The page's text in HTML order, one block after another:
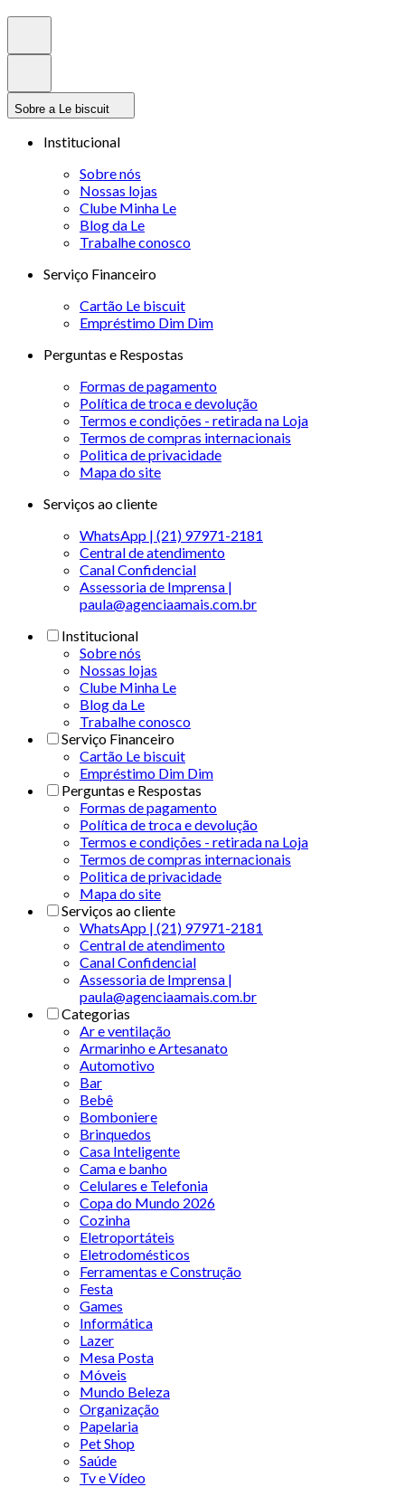
Sobre a Le biscuit
Institucional
Sobre nós
Nossas lojas
Clube Minha Le
Blog da Le
Trabalhe conosco
Serviço Financeiro
Cartão Le biscuit
Empréstimo Dim Dim
Perguntas e Respostas
Formas de pagamento
Política de troca e devolução
Termos e condições - retirada na Loja
Termos de compras internacionais
Politica de privacidade
Mapa do site
Serviços ao cliente
WhatsApp | (21) 97971-2181
Central de atendimento
Canal Confidencial
Assessoria de Imprensa |
paula@agenciaamais.com.br
Institucional
Sobre nós
Nossas lojas
Clube Minha Le
Blog da Le
Trabalhe conosco
Serviço Financeiro
Cartão Le biscuit
Empréstimo Dim Dim
Perguntas e Respostas
Formas de pagamento
Política de troca e devolução
Termos e condições - retirada na Loja
Termos de compras internacionais
Politica de privacidade
Mapa do site
Serviços ao cliente
WhatsApp | (21) 97971-2181
Central de atendimento
Canal Confidencial
Assessoria de Imprensa |
paula@agenciaamais.com.br
Categorias
Ar e ventilação
Armarinho e Artesanato
Automotivo
Bar
Bebê
Bomboniere
Brinquedos
Casa Inteligente
Cama e banho
Celulares e Telefonia
Copa do Mundo 2026
Cozinha
Eletroportáteis
Eletrodomésticos
Ferramentas e Construção
Festa
Games
Informática
Lazer
Mesa Posta
Móveis
Mundo Beleza
Organização
Papelaria
Pet Shop
Saúde
Tv e Vídeo